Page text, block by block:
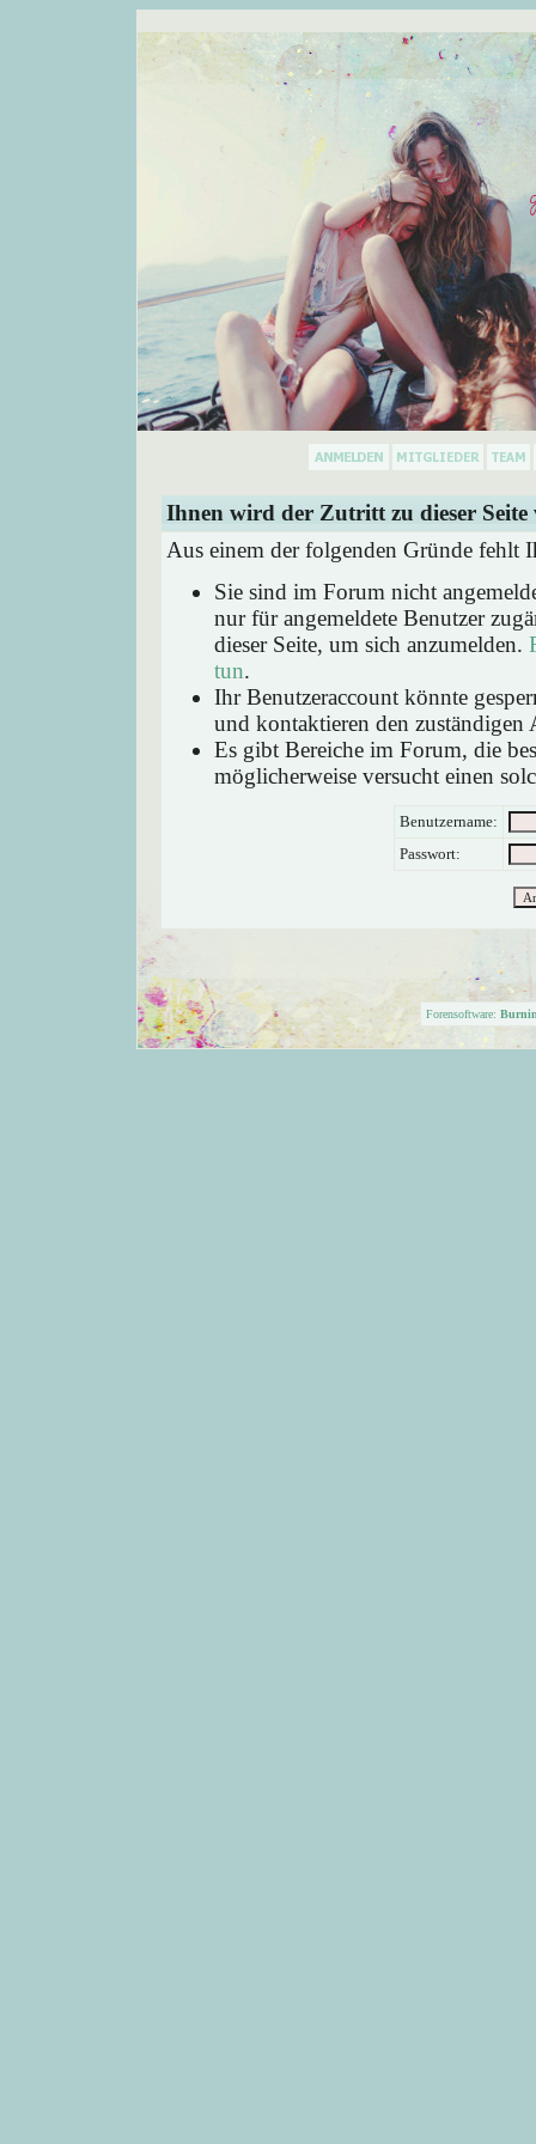
Ihnen wird der Zutritt zu dieser Seite
Aus einem der folgenden Gründe fehlt
Sie sind im Forum nicht
nur für angemeldete Benutzer
dieser Seite, um sich anzumelden.
tun.
Ihr Benutzeraccount könnte
und kontaktieren den zuständigen
Es gibt Bereiche im Forum, die
möglicherweise versucht einen
Benutzername:
Passwort:
Forensoftware: